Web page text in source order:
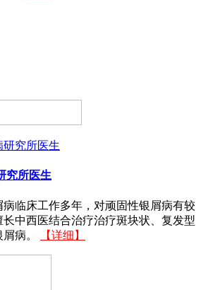
究所医生
病临床工作多年，对顽固性银屑病有较
中西医结合治疗治疗斑块状、复发型
病。
【详细】